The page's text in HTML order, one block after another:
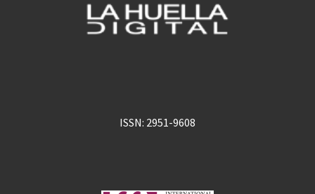
ISSN: 2951-9608